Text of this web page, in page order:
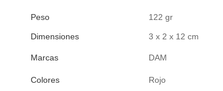
Peso 122 gr
Dimensiones 3 x 2 x 12 cm
Marcas DAM
Colores Rojo